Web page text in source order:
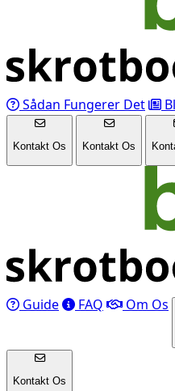
Sådan Fungerer Det
Kontakt Os Kontakt Os
Guide FAQ Om Os
Kontakt Os